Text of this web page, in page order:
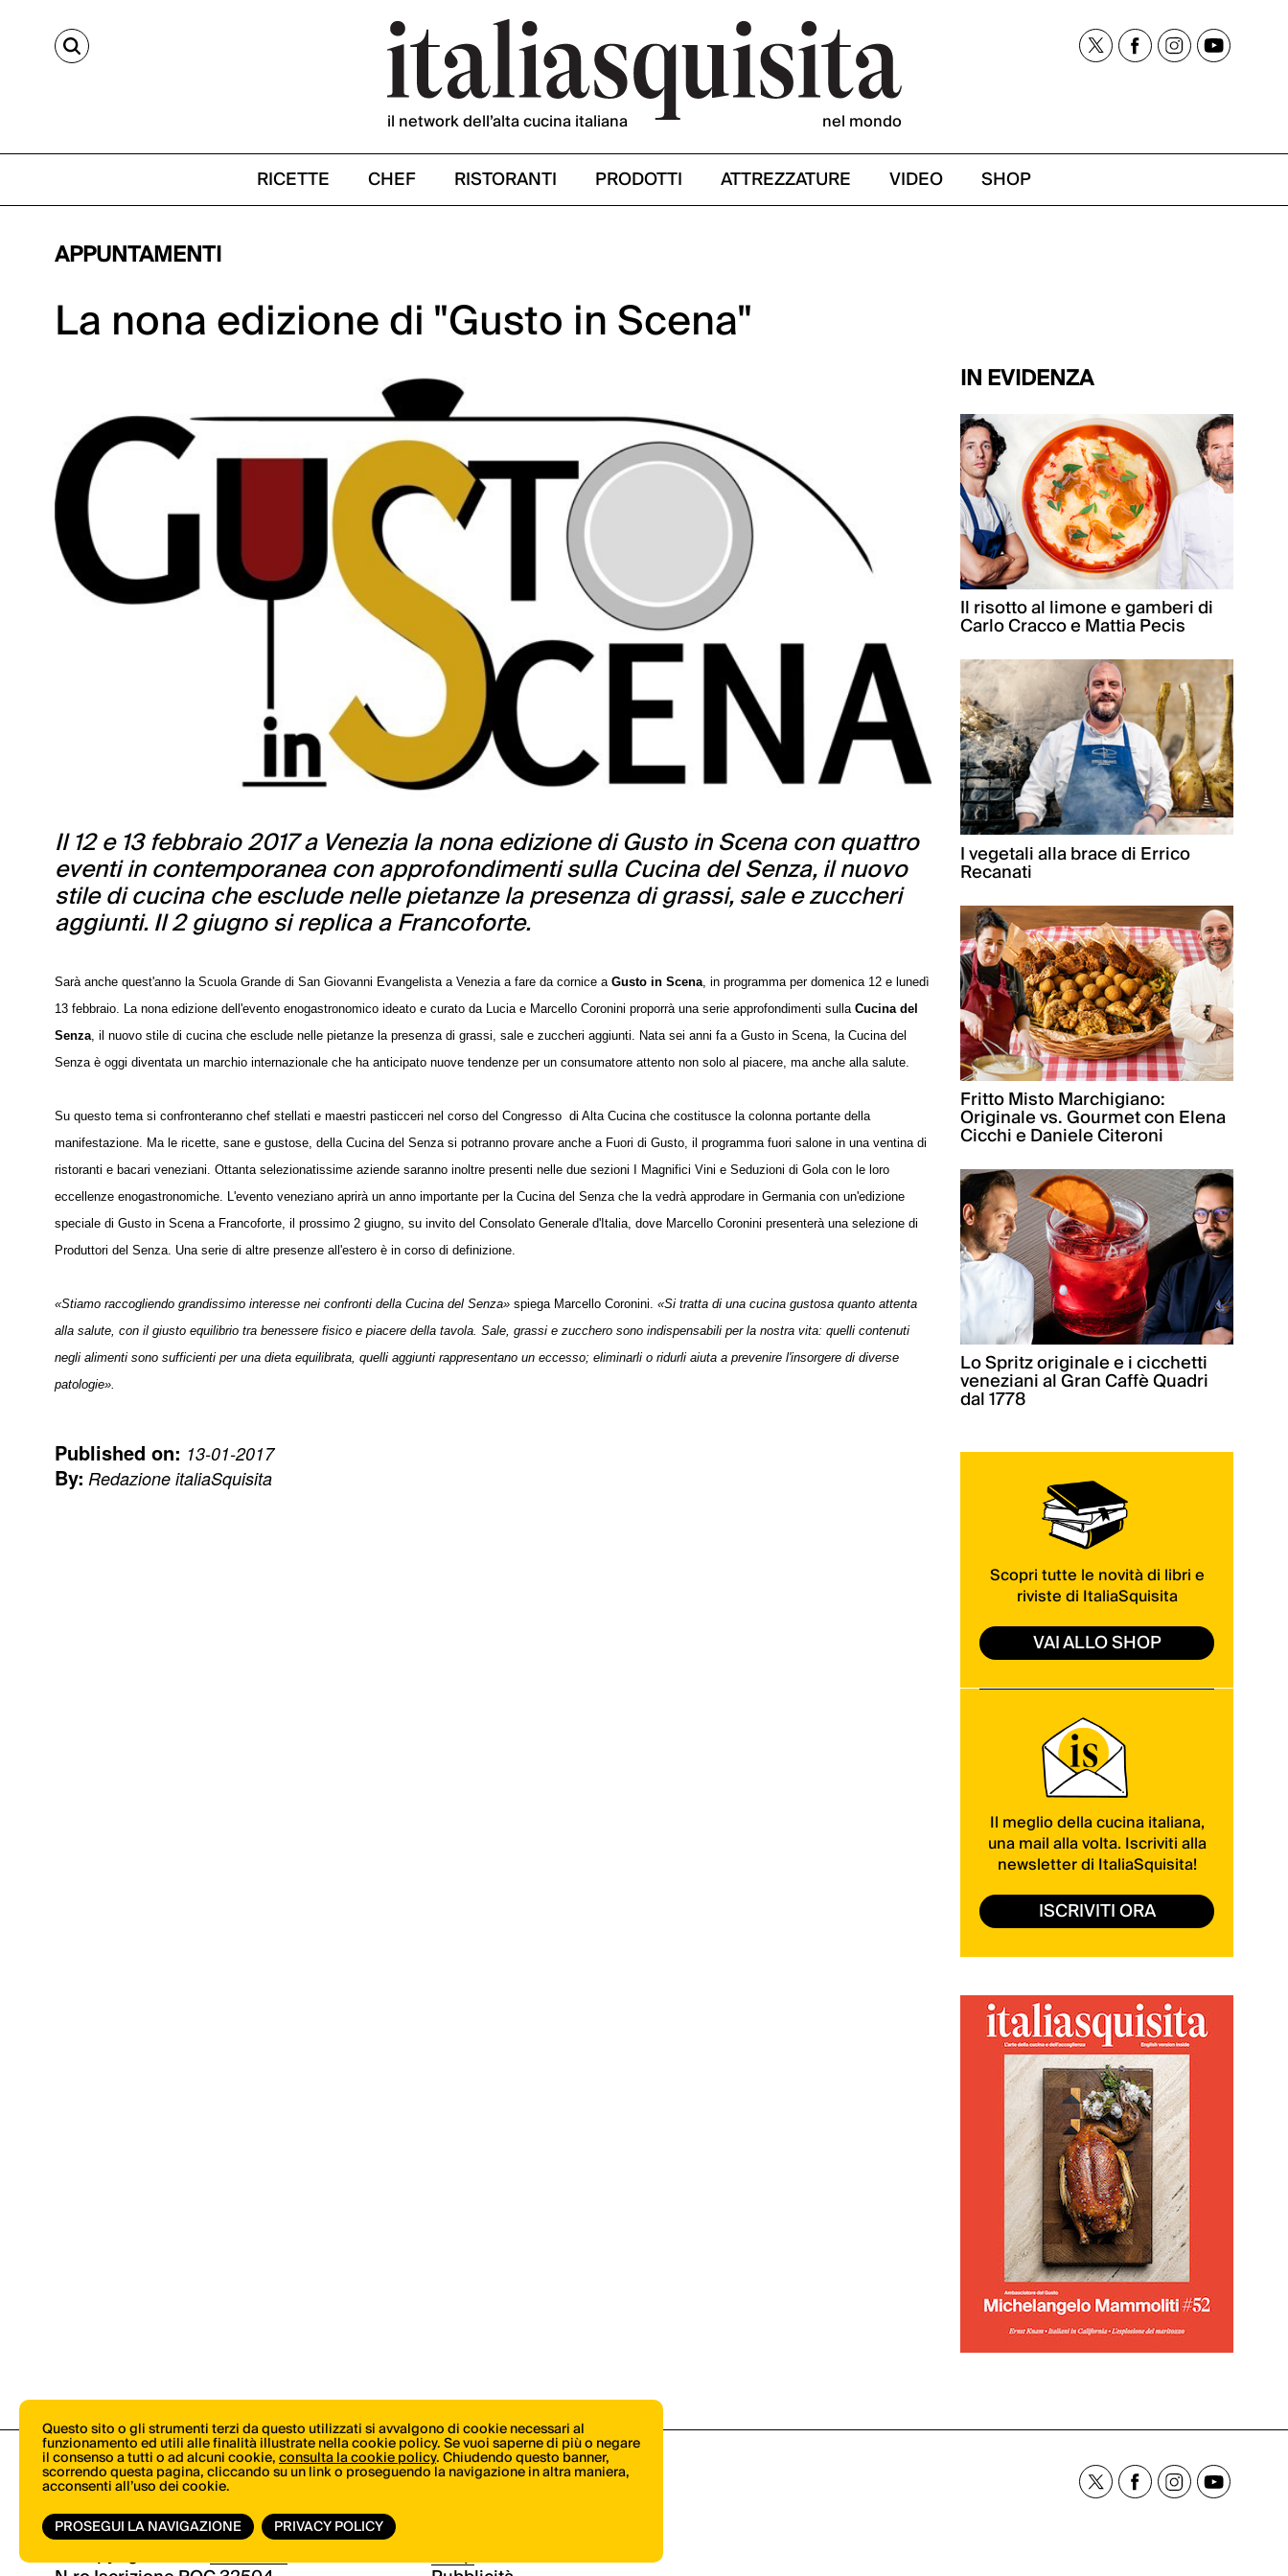
CERCA
il network dell’alta cucina italiana nel mondo
RICETTE CHEF RISTORANTI PRODOTTI ATTREZZATURE VIDEO SHOP
APPUNTAMENTI
La nona edizione di "Gusto in Scena"
Il 12 e 13 febbraio 2017 a Venezia la nona edizione di Gusto in Scena con quattro
eventi in contemporanea con approfondimenti sulla Cucina del Senza, il nuovo
stile di cucina che esclude nelle pietanze la presenza di grassi, sale e zuccheri
aggiunti. Il 2 giugno si replica a Francoforte.
Sarà anche quest'anno la Scuola Grande di San Giovanni Evangelista a Venezia a fare da cornice a Gusto in Scena , in programma per domenica 12 e lunedì
13 febbraio. La nona edizione dell'evento enogastronomico ideato e curato da Lucia e Marcello Coronini proporrà una serie approfondimenti sulla Cucina del
Senza , il nuovo stile di cucina che esclude nelle pietanze la presenza di grassi, sale e zuccheri aggiunti. Nata sei anni fa a Gusto in Scena, la Cucina del
Senza è oggi diventata un marchio internazionale che ha anticipato nuove tendenze per un consumatore attento non solo al piacere, ma anche alla salute.
Su questo tema si confronteranno chef stellati e maestri pasticceri nel corso del Congresso di Alta Cucina che costitusce la colonna portante della
manifestazione. Ma le ricette, sane e gustose, della Cucina del Senza si potranno provare anche a Fuori di Gusto, il programma fuori salone in una ventina di
ristoranti e bacari veneziani. Ottanta selezionatissime aziende saranno inoltre presenti nelle due sezioni I Magnifici Vini e Seduzioni di Gola con le loro
eccellenze enogastronomiche. L'evento veneziano aprirà un anno importante per la Cucina del Senza che la vedrà approdare in Germania con un'edizione
speciale di Gusto in Scena a Francoforte, il prossimo 2 giugno, su invito del Consolato Generale d'Italia, dove Marcello Coronini presenterà una selezione di
Produttori del Senza. Una serie di altre presenze all'estero è in corso di definizione.
«Stiamo raccogliendo grandissimo interesse nei confronti della Cucina del Senza» spiega Marcello Coronini. «Si tratta di una cucina gustosa quanto attenta
alla salute, con il giusto equilibrio tra benessere fisico e piacere della tavola. Sale, grassi e zucchero sono indispensabili per la nostra vita: quelli contenuti
negli alimenti sono sufficienti per una dieta equilibrata, quelli aggiunti rappresentano un eccesso; eliminarli o ridurli aiuta a prevenire l'insorgere di diverse
patologie».
Published on: 13-01-2017
By: Redazione italiaSquisita
IN EVIDENZA
Il risotto al limone e gamberi di
Carlo Cracco e Mattia Pecis
I vegetali alla brace di Errico
Recanati
Fritto Misto Marchigiano:
Originale vs. Gourmet con Elena
Cicchi e Daniele Citeroni
Lo Spritz originale e i cicchetti
veneziani al Gran Caffè Quadri
dal 1778
Scopri tutte le novità di libri e
riviste di ItaliaSquisita
VAI ALLO SHOP
Il meglio della cucina italiana,
una mail alla volta. Iscriviti alla
newsletter di ItaliaSquisita!
ISCRIVITI ORA
© Copyright 2026.Vertical.it Shop
Questo sito o gli strumenti terzi da questo utilizzati si avvalgono di cookie necessari al
funzionamento ed utili alle finalità illustrate nella cookie policy. Se vuoi saperne di più o negare
il consenso a tutti o ad alcuni cookie,consulta la cookie policy. Chiudendo questo banner,
scorrendo questa pagina, cliccando su un link o proseguendo la navigazione in altra maniera,
acconsenti all’uso dei cookie.
PROSEGUI LA NAVIGAZIONE
PRIVACY POLICY